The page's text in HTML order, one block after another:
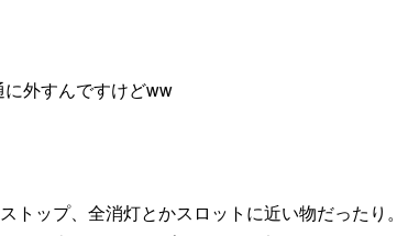
外すんですけどww
トップ、全消灯とかスロットに近い物だったり。